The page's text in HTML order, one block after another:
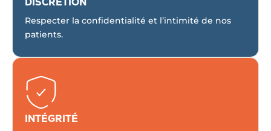
Respecter la confidentialité et l’intimité de nos
patients.
INTÉGRITÉ